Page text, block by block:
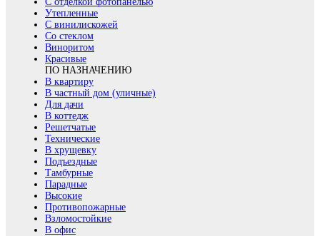
Утепленные
С винилискожей
Со стеклом
Виноритом
Красивые
ПО НАЗНАЧЕНИЮ
В квартиру
В частный дом (уличные)
Для дачи
В коттедж
Решетчатые
Технические
В хрущевку
Подъездные
Тамбурные
Парадные
Высокие
Противопожарные
Взломостойкие
В офис